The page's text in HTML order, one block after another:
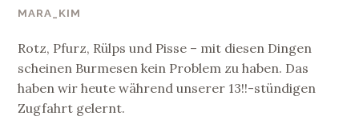
MARA_KIM
Rotz, Pfurz, Rülps und Pisse – mit diesen Dingen
scheinen Burmesen kein Problem zu haben. Das
haben wir heute während unserer 13!!-stündigen
Zugfahrt gelernt.